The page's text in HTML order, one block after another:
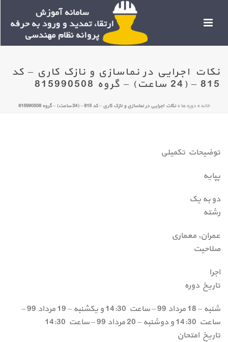
نکات اجرایی در نماسازی و نازک کاری – کد
815 – (24 ساعت) – گروه 815990508
خانه » دوره ها » نکات اجرایی در نماسازی و نازک کاری – کد 815 – (24 ساعت) – گروه 815990508
توضیحات تکمیلی
پپایه
دو به یک
رشته
عمران, معماری
صلاحیت
اجرا
تاریخ دوره
شنبه – 18 مرداد 99 – ساعت 14:30 و یکشنبه – 19 مرداد 99 –
ساعت 14:30 و دوشنبه – 20 مرداد 99 – ساعت 14:30
تاریخ امتحان